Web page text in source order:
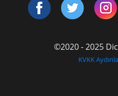
©2020 - 2025
KVKK